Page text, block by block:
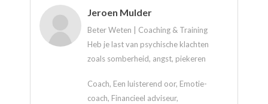
Jeroen Mulder
Beter Weten | Coaching & Training
Heb je last van psychische klachten
zoals somberheid, angst, piekeren
Coach, Een luisterend oor, Emotie-
coach, Financieel adviseur,